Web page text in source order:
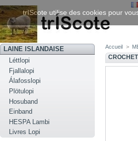
LAINE ISLANDAISE
Léttlopi
Fjallalopi
Álafosslopi
Plötulopi
Hosuband
Einband
HESPA Lambi
Livres Lopi
Accueil >
trIScote utilise des cookies pour